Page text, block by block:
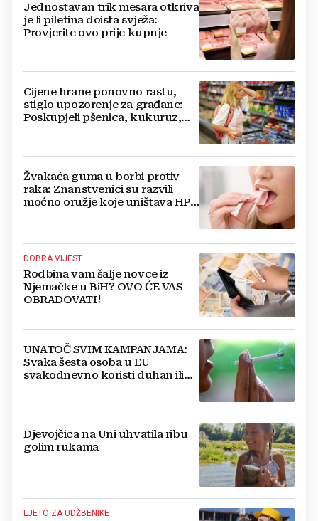
Jednostavan trik mesara otkriva
je li piletina doista svježa:
Provjerite ovo prije kupnje
Cijene hrane ponovno rastu,
stiglo upozorenje za građane:
Poskupjeli pšenica, kukuruz,
Žvakaća guma u borbi protiv
raka: Znanstvenici su razvili
moćno oružje koje uništava HPV
DOBRA VIJEST
Rodbina vam šalje novce iz
Njemačke u BiH? OVO ĆE VAS
OBRADOVATI!
UNATOČ SVIM KAMPANJAMA:
Svaka šesta osoba u EU
svakodnevno koristi duhan ili
Djevojčica na Uni uhvatila ribu
golim rukama
LJETO ZA UDŽBENIKE